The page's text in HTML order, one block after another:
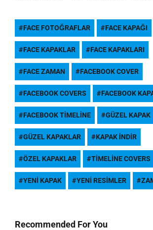
FACE FOTOĞRAFLAR FACE KAPAĞI
FACE KAPAKLAR FACE KAPAKLARI
FACE ZAMAN FACEBOOK COVER
FACEBOOK COVERS FACEBOOK
FACEBOOK TIMELINE GÜZEL KAPAK
GÜZEL KAPAKLAR KAPAK INDIR
ÖZEL KAPAKLAR TIMELINE COVERS
YENI KAPAK YENI RESIMLER
Recommended For You